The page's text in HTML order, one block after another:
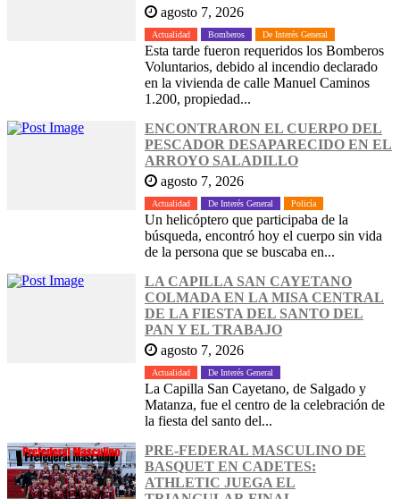
agosto 7, 2026
Actualidad Bomberos De Interés General
Esta tarde fueron requeridos los Bomberos
Voluntarios, debido al incendio declarado
en la vivienda de calle Manuel Caminos
1.200, propiedad...
ENCONTRARON EL CUERPO DEL
PESCADOR DESAPARECIDO EN EL
ARROYO SALADILLO
agosto 7, 2026
Actualidad De Interés General Policía
Un helicóptero que participaba de la
búsqueda, encontró hoy el cuerpo sin vida
de la persona que se buscaba en...
LA CAPILLA SAN CAYETANO
COLMADA EN LA MISA CENTRAL
DE LA FIESTA DEL SANTO DEL
PAN Y EL TRABAJO
agosto 7, 2026
Actualidad De Interés General
La Capilla San Cayetano, de Salgado y
Matanza, fue el centro de la celebración de
la fiesta del santo del...
PRE-FEDERAL MASCULINO DE
BASQUET EN CADETES:
ATHLETIC JUEGA EL